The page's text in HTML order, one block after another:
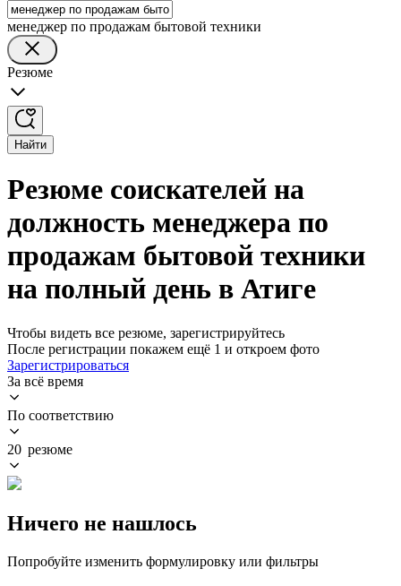
менеджер по продажам бытовой техники
Резюме
Найти
Резюме соискателей на
должность менеджера по
продажам бытовой техники
на полный день в Атиге
Чтобы видеть все резюме, зарегистрируйтесь
После регистрации покажем ещё 1 и откроем фото
Зарегистрироваться
За всё время
По соответствию
20 резюме
Ничего не нашлось
Попробуйте изменить формулировку или фильтры